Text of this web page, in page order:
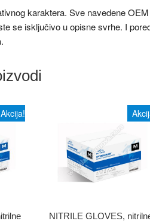
karaktera. Sve navedene
se isključivo u opisne svrhe. I
Akcija!
NITRILE GLOVES,